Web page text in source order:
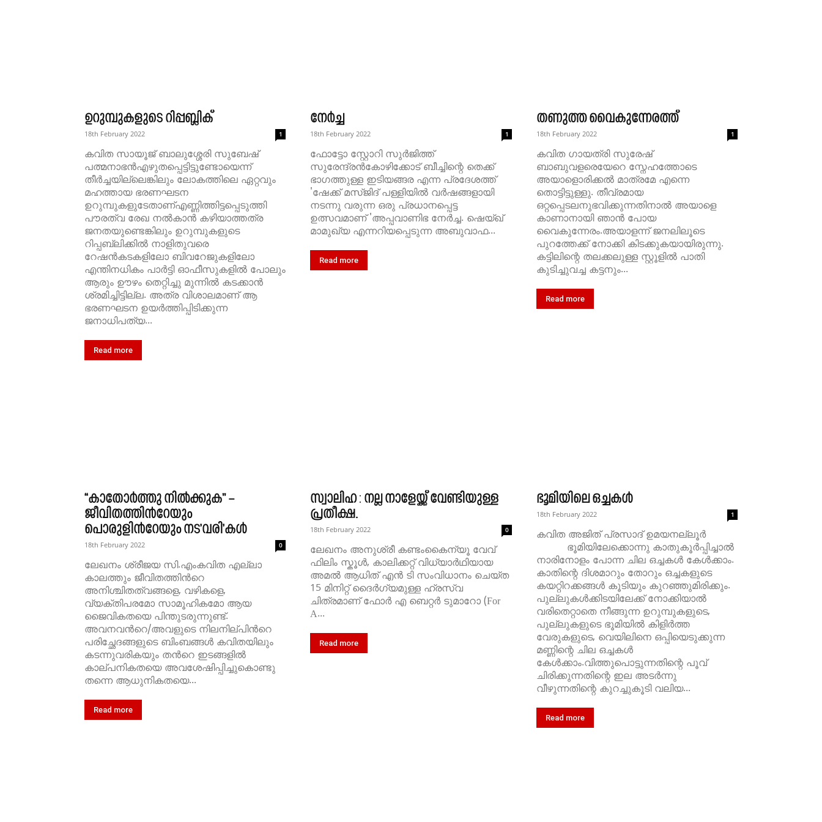
ഉറുമ്പുകളുടെ റിപ്പബ്ലിക്
18th February 2022 1
കവിത സായൂജ് ബാലുശ്ശേരി സുബേഷ്
പത്മനാഭൻഎഴുതപ്പെട്ടിട്ടുണ്ടോയെന്ന്
തീർച്ചയില്ലെങ്കിലും ലോകത്തിലെ ഏറ്റവും
മഹത്തായ ഭരണഘടന
ഉറുമ്പുകളുടേതാണ്എണ്ണിത്തിട്ടപ്പെടുത്തി
പൗരത്വ രേഖ നൽകാൻ കഴിയാത്തത്ര
ജനതയുണ്ടെങ്കിലും ഉറുമ്പുകളുടെ
റിപ്പബ്ലിക്കിൽ നാളിതുവരെ
റേഷൻകടകളിലോ ബിവറേജുകളിലോ
എന്തിനധികം പാർട്ടി ഓഫീസുകളിൽ പോലും
ആരും ഊഴം തെറ്റിച്ചു മുന്നിൽ കടക്കാൻ
ശ്രമിച്ചിട്ടില്ല. അത്ര വിശാലമാണ് ആ
ഭരണഘടന ഉയർത്തിപ്പിടിക്കുന്ന
ജനാധിപത്യ...
Read more
നേർച്ച
18th February 2022 1
ഫോട്ടോ സ്റ്റോറി സുർജിത്ത്
സുരേന്ദ്രൻകോഴിക്കോട് ബീച്ചിന്റെ തെക്ക്
ഭാഗത്തുള്ള ഇടിയങ്ങര എന്ന പ്രദേശത്ത്
'ഷേക്ക് മസ്ജിദ് പള്ളിയിൽ വർഷങ്ങളായി
നടന്നു വരുന്ന ഒരു പ്രധാനപ്പെട്ട
ഉത്സവമാണ് 'അപ്പവാണിഭ നേർച്ച. ഷെയ്ഖ്
മാമുഖ്യ എന്നറിയപ്പെടുന്ന അബുവാഫ...
Read more
തണുത്ത വൈകുന്നേരത്ത്
18th February 2022 1
കവിത ഗായത്രി സുരേഷ്
ബാബുവളരെയേറെ സ്നേഹത്തോടെ
അയാളൊരിക്കൽ മാത്രമേ എന്നെ
തൊട്ടിട്ടുള്ളു. തീവ്രമായ
ഒറ്റപ്പെടലനുഭവിക്കുന്നതിനാൽ അയാളെ
കാണാനായി ഞാൻ പോയ
വൈകുന്നേരം.അയാളന്ന് ജനലിലൂടെ
പുറത്തേക്ക് നോക്കി കിടക്കുകയായിരുന്നു.
കട്ടിലിന്റെ തലക്കലുള്ള സ്റ്റൂളിൽ പാതി
കുടിച്ചുവച്ച കട്ടനും...
Read more
“കാതോര്‍ത്തു നില്‍ക്കുക” –
ജീവിതത്തിന്‍റേയും
പൊരുളിന്‍റേയും നട’വരി’കള്‍
18th February 2022 0
ലേഖനം ശ്രീജയ സി.എംകവിത എല്ലാ
കാലത്തും ജീവിതത്തിന്‍റെ
അനിശ്ചിതത്വങ്ങളെ, വഴികളെ,
വ്യക്തിപരമോ സാമൂഹികമോ ആയ
ജൈവികതയെ പിന്തുടരുന്നുണ്ട്.
അവനവന്‍റെ/അവളുടെ നിലനില്പിന്‍റെ
പരിച്ഛേദങ്ങളുടെ ബിംബങ്ങള്‍ കവിതയിലും
കടന്നുവരികയും തന്‍റെ ഇടങ്ങളില്‍
കാല്പനികതയെ അവശേഷിപ്പിച്ചുകൊണ്ടു
തന്നെ ആധുനികതയെ...
Read more
സ്വാലിഹ : നല്ല നാളേയ്ക്ക് വേണ്ടിയുള്ള
പ്രതീക്ഷ.
18th February 2022 0
ലേഖനം അനുശ്രീ കണ്ടംകൈന്യൂ വേവ്
ഫിലിം സ്കൂൾ, കാലിക്കറ്റ്‌ വിധ്യാർഥിയായ
അമൽ ആധിത് എൻ ടി സംവിധാനം ചെയ്ത
15 മിനിറ്റ് ദൈർഗ്യമുള്ള ഹ്രസ്വ
ചിത്രമാണ് ഫോർ എ ബെറ്റർ ടുമാറോ (For
A...
Read more
ഭൂമിയിലെ ഒച്ചകൾ
18th February 2022 1
കവിത അജിത് പ്രസാദ് ഉമയനല്ലൂർ
ഭൂമിയിലേക്കൊന്നു കാതുകൂർപ്പിച്ചാൽ
നാരിനോളം പോന്ന ചില ഒച്ചകൾ കേൾക്കാം.
കാതിന്റെ ദിശമാറും തോറും ഒച്ചകളുടെ
കയറ്റിറക്കങ്ങൾ കൂടിയും കുറഞ്ഞുമിരിക്കും.
പുല്ലുകൾക്കിടയിലേക്ക് നോക്കിയാൽ
വരിതെറ്റാതെ നീങ്ങുന്ന ഉറുമ്പുകളുടെ,
പുല്ലുകളുടെ ഭൂമിയിൽ കിളിർത്ത
വേരുകളുടെ, വെയിലിനെ ഒപ്പിയെടുക്കുന്ന
മണ്ണിന്റെ ചില ഒച്ചകൾ
കേൾക്കാം.വിത്തുപൊട്ടുന്നതിന്റെ പൂവ്
ചിരിക്കുന്നതിന്റെ ഇല അടർന്നു
വീഴുന്നതിന്റെ കുറച്ചുകൂടി വലിയ...
Read more